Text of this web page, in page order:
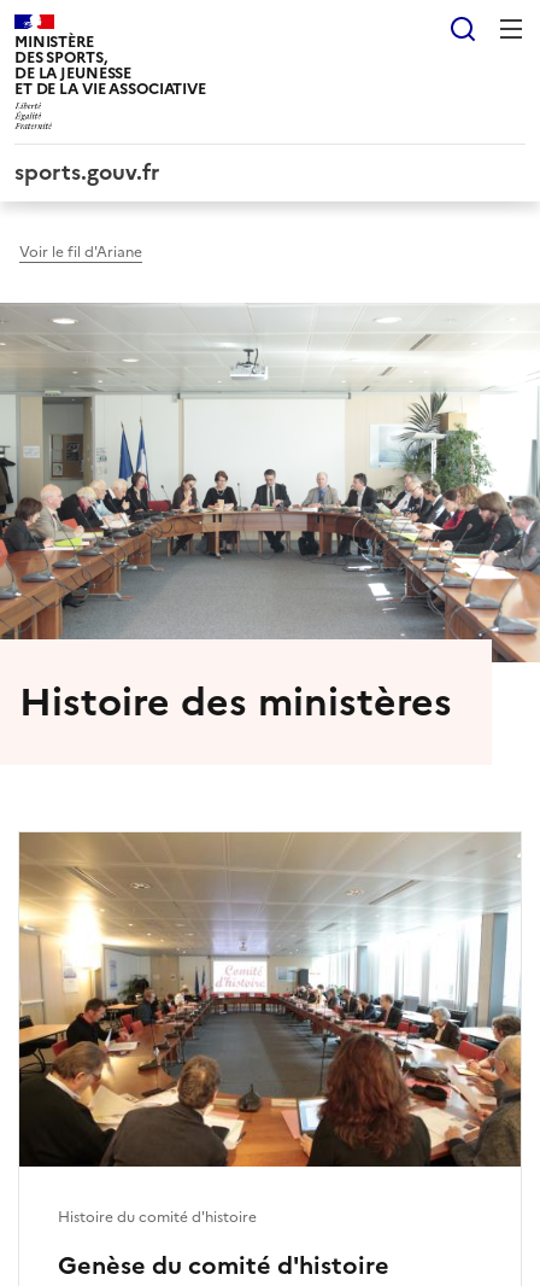
MINISTÈRE
DES SPORTS,
DE LA JEUNESSE
ET DE LA VIE ASSOCIATIVE
sports.gouv.fr
Voir le fil d'Ariane
Histoire des ministères
Genèse du comité d'histoire
Histoire du comité d'histoire
Panneau de gestion des cookies tarteaucitron